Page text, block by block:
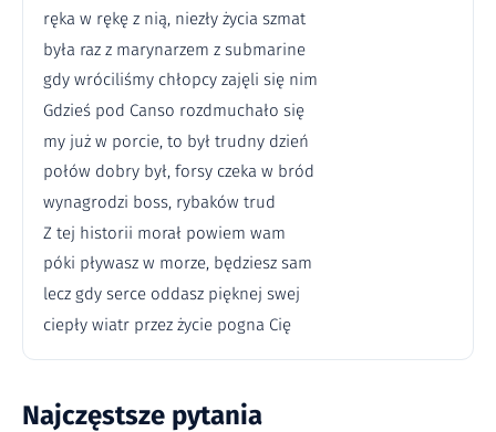
ręka w rękę z nią, niezły życia szmat
była raz z marynarzem z submarine
gdy wróciliśmy chłopcy zajęli się nim
Gdzieś pod Canso rozdmuchało się
my już w porcie, to był trudny dzień
połów dobry był, forsy czeka w bród
wynagrodzi boss, rybaków trud
Z tej historii morał powiem wam
póki pływasz w morze, będziesz sam
lecz gdy serce oddasz pięknej swej
ciepły wiatr przez życie pogna Cię
Najczęstsze pytania